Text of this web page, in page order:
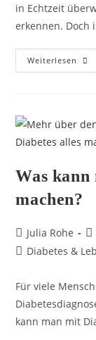
in Echtzeit
erkennen. Doch
Weiterlesen
Was kann
machen?
Julia Rohe
Diabetes &
Für viele
kann man mit